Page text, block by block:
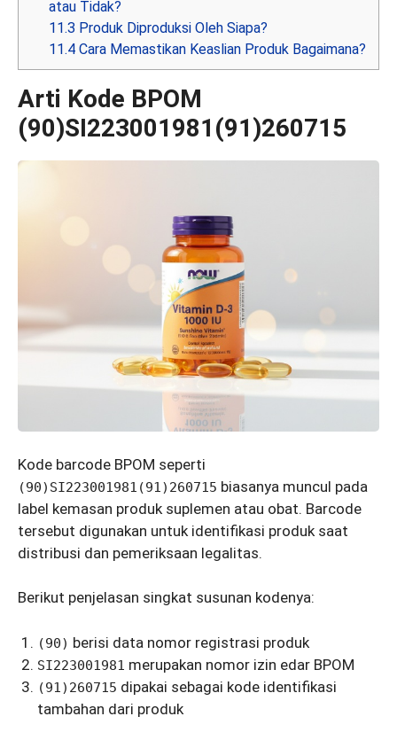
atau Tidak?
11.3 Produk Diproduksi Oleh Siapa?
11.4 Cara Memastikan Keaslian Produk Bagaimana?
Arti Kode BPOM
(90)SI223001981(91)260715
Kode barcode BPOM seperti
(90)SI223001981(91)260715 biasanya muncul pada
label kemasan produk suplemen atau obat. Barcode
tersebut digunakan untuk identifikasi produk saat
distribusi dan pemeriksaan legalitas.
Berikut penjelasan singkat susunan kodenya:
(90) berisi data nomor registrasi produk
SI223001981 merupakan nomor izin edar BPOM
(91)260715 dipakai sebagai kode identifikasi
tambahan dari produk